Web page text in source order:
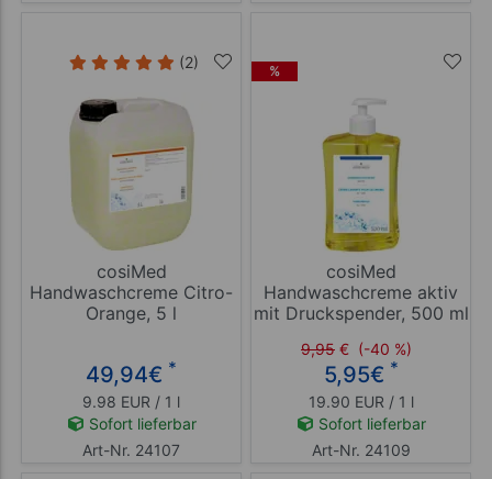
(2)
cosiMed
Handwaschcreme Citro-
Orange, 5 l
49,94€ *
9.98 EUR / 1 l
Sofort lieferbar
Art-Nr. 24107
%
cosiMed
Handwaschcreme aktiv
mit Druckspender, 500 ml
9,95 € (-40 %)
5,95€ *
19.90 EUR / 1 l
Sofort lieferbar
Art-Nr. 24109